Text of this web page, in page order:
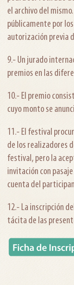
el archivo del
públicamente por
autorización previa
9.- Un jurado
premios en las
10.- El premio
cuyo monto se
11.- El festival
de los realizadores
festival, pero la
invitación con
cuenta del
12.- La inscripción
tácita de las